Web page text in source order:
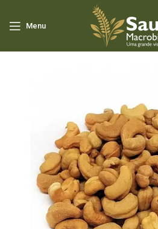
Menu